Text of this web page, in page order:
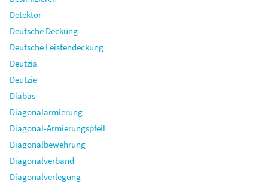
Detektor
Deutsche Deckung
Deutsche Leistendeckung
Deutzia
Deutzie
Diabas
Diagonalarmierung
Diagonal-Armierungspfeil
Diagonalbewehrung
Diagonalverband
Diagonalverlegung